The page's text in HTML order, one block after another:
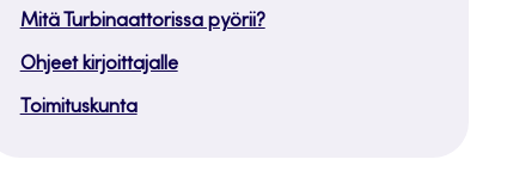
Mitä Turbinaattorissa pyörii?
Ohjeet kirjoittajalle
Toimituskunta